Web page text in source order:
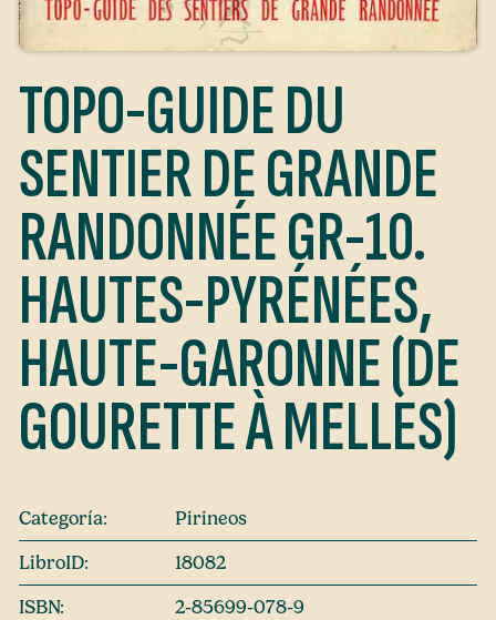
TOPO-GUIDE DU
SENTIER DE GRANDE
RANDONNÉE GR-10.
HAUTES-PYRÉNÉES,
HAUTE-GARONNE (DE
GOURETTE À MELLES)
Categoría:
Pirineos
LibroID:
18082
ISBN:
2-85699-078-9